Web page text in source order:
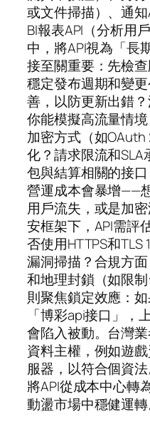
或文件掃描）、通
BI報表API（分析用
中，將API視為「長
接至關重要：先檢
穩定發布週期和變
善，以防更新出錯
你能模擬高流量情
加密方式（如OAuth
化？請求限流和
包與結算相關的接
營運成本會暴增——
用戶流失，或是加
安框架下，API需評
否使用HTTPS和TLS
漏洞掃描？合規方
和地理封鎖（如限
則聚焦鎖定效應：
「博彩api接口」，
會陷入被動。台灣
資料主權，例如遊
服器，以符合個資
將API從成本中心轉
動盪市場中穩健運轉